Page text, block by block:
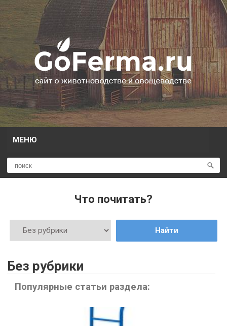
МЕНЮ
Что почитать?
Найти
Без рубрики
Популярные статьи раздела: